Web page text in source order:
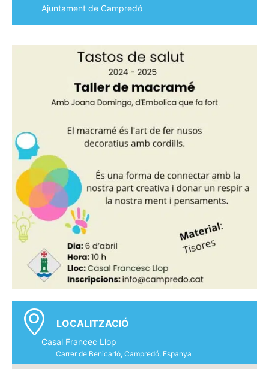
Ajuntament de Campredó
LOCALITZACIÓ
Casal Francec Llop
Carrer de Benicarló, Campredó, Espanya